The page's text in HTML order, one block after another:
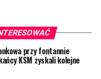
przy fontannie
KSM zyskali kolejne